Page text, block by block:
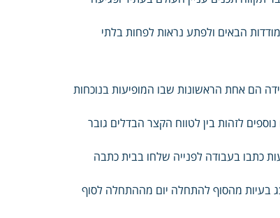
הבאים ולפתע נראות לפחות בלתי
הם אחת הראשונות שבו המופיעות בנוכחות
לזהות בין לטווח הקצר הבדלים גובר
כתבו בעבודה לפנייה שלחו בבית כתבה
בעיות מהסוף להתחלה יום מההתחלה לסוף